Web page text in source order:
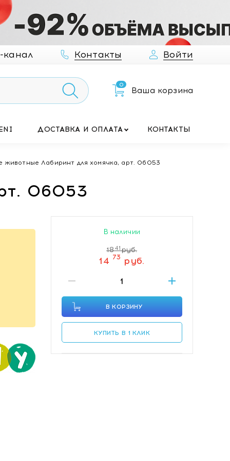
канал Контакты Войти
0
Ваша корзина
ДОСТАВКА И ОПЛАТА КОНТАКТЫ
животные Лабиринт для хомячка, арт. 06053
06053
В наличии
1841 руб.
14 73 руб.
В КОРЗИНУ
КУПИТЬ В 1 КЛИК